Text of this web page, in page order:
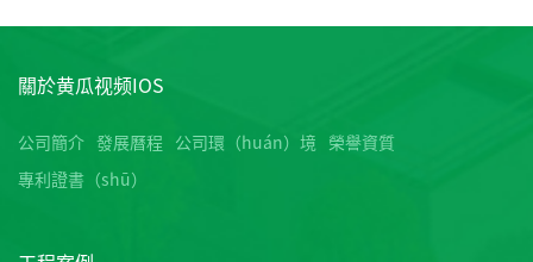
關於黄瓜视频IOS
公司簡介 發展曆程 公司環（huán）境 榮譽資質
專利證書（shū）